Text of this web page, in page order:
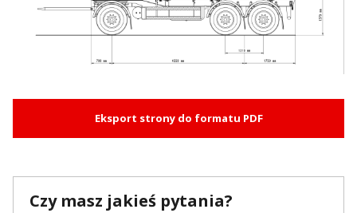
Eksport strony do formatu PDF
Czy masz jakieś pytania?